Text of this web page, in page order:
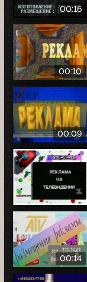
00:16
00:10
00:09
00:14